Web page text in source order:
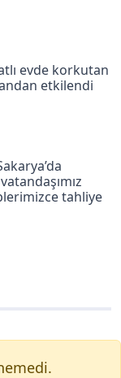
evde korkutan
etkilendi
tahliye